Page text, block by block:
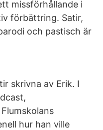
missförhållande i
förbättring. Satir,
och pastisch är
skrivna av Erik. I
hur han ville